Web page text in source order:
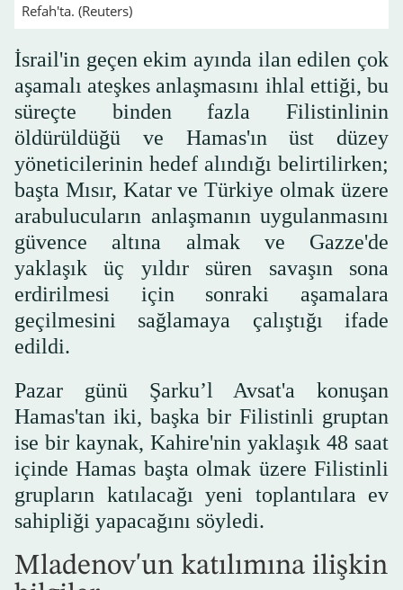
Refah'ta. (Reuters)
İsrail'in geçen ekim ayında ilan edilen çok
aşamalı ateşkes anlaşmasını ihlal ettiği, bu
süreçte binden fazla Filistinlinin
öldürüldüğü ve Hamas'ın üst düzey
yöneticilerinin hedef alındığı belirtilirken;
başta Mısır, Katar ve Türkiye olmak üzere
arabulucuların anlaşmanın uygulanmasını
güvence altına almak ve Gazze'de
yaklaşık üç yıldır süren savaşın sona
erdirilmesi için sonraki aşamalara
geçilmesini sağlamaya çalıştığı ifade
edildi.
Pazar günü Şarku’l Avsat'a konuşan
Hamas'tan iki, başka bir Filistinli gruptan
ise bir kaynak, Kahire'nin yaklaşık 48 saat
içinde Hamas başta olmak üzere Filistinli
grupların katılacağı yeni toplantılara ev
sahipliği yapacağını söyledi.
Mladenov'un katılımına ilişkin